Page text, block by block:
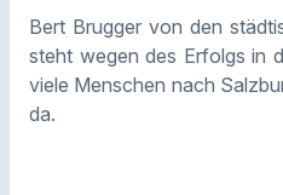
Bert Brugger von den
steht wegen des Erfolgs in
viele Menschen nach
da.